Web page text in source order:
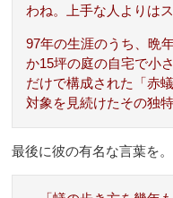
わね。上手な人よりは
97年の生涯のうち、晩
か15坪の庭の自宅で小
だけで構成された「赤
対象を見続けたその独
最後に彼の有名な言葉を。